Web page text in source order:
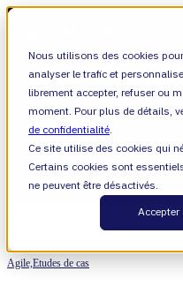
Nous utilisons des cookies
analyser le trafic et
librement accepter, refuser ou
moment. Pour plus de détails,
de confidentialité.
Ce site utilise des cookies qui
Certains cookies sont
ne peuvent être désactivés.
Accepter
Agile,Etudes de cas